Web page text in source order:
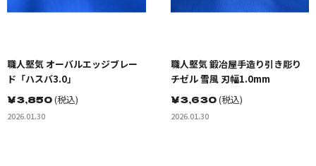
職人堅気 オーバルエッジブレー
ド「ハスバ3.0」
￥3,850(税込)
2026.01.30
職人堅気 鍛冶屋手造り引き彫り
チゼル 雪風 刃幅1.0mm
￥3,630(税込)
2026.01.30